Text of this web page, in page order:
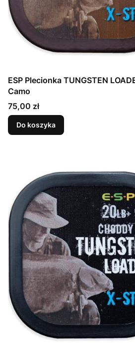
ESP Plecionka TUNGSTEN
Camo
Cena
75,00 zł
Do koszyka